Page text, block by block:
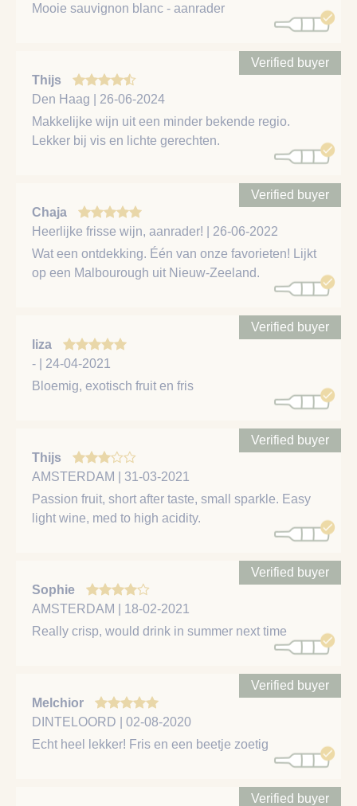
Mooie sauvignon blanc - aanrader
Thijs
Den Haag | 26-06-2024
Verified buyer
Makkelijke wijn uit een minder bekende regio.
Lekker bij vis en lichte gerechten.
Chaja
Heerlijke frisse wijn, aanrader! | 26-06-2022
Verified buyer
Wat een ontdekking. Één van onze favorieten! Lijkt
op een Malbourough uit Nieuw-Zeeland.
liza
- | 24-04-2021
Verified buyer
Bloemig, exotisch fruit en fris
Thijs
AMSTERDAM | 31-03-2021
Verified buyer
Passion fruit, short after taste, small sparkle. Easy
light wine, med to high acidity.
Sophie
AMSTERDAM | 18-02-2021
Verified buyer
Really crisp, would drink in summer next time
Melchior
DINTELOORD | 02-08-2020
Verified buyer
Echt heel lekker! Fris en een beetje zoetig
Verified buyer